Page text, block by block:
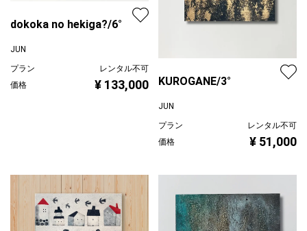
dokoka no hekiga?/6°
JUN
プラン
レンタル不可
価格
¥ 133,000 KUROGANE/3°
JUN
プラン
レンタル不可
価格
¥ 51,000